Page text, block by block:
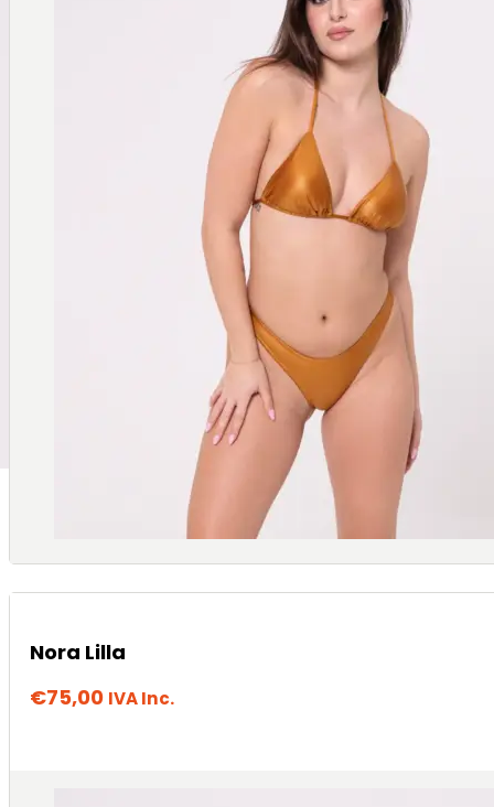
Nora Lilla
€75,00 IVA Inc.